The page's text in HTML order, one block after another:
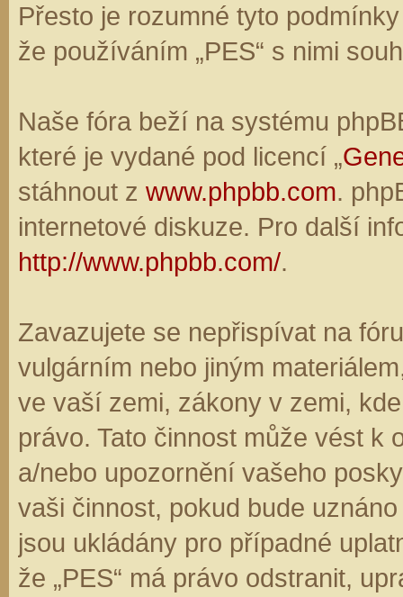
Přesto je rozumné tyto
že používáním „PES“ s nimi
Naše fóra beží na systému
které je vydané pod licencí „
stáhnout z www.phpbb.com.
internetové diskuze. Pro další
http://www.phpbb.com/.
Zavazujete se nepřispívat na
vulgárním nebo jiným
ve vaší zemi, zákony v zemi,
právo. Tato činnost může vést k
a/nebo upozornění vašeho
vaši činnost, pokud bude
jsou ukládány pro případné
že „PES“ má právo odstranit,